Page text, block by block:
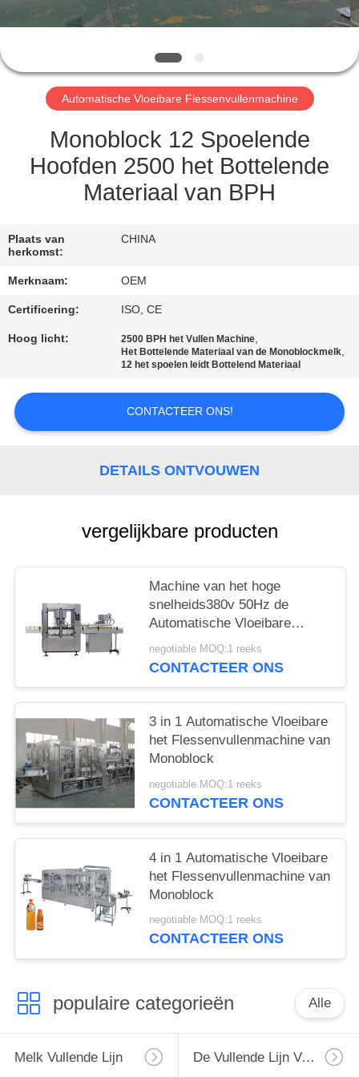
ONS
VERZOEK
CITAAT
PRIVACY
POLICY
Automatische Vloeibare Flessenvullenmachine
Monoblock 12 Spoelende
Hoofden 2500 het Bottelende
Materiaal van BPH
Plaats van
herkomst:
CHINA
Merknaam: OEM
Certificering: ISO, CE
Hoog licht: 2500 BPH het Vullen Machine,
Het Bottelende Materiaal van de Monoblockmelk,
12 het spoelen leidt Bottelend Materiaal
CONTACTEER ONS!
DETAILS ONTVOUWEN
vergelijkbare producten
Machine van het hoge
snelheids380v 50Hz de
Automatische Vloeibare
Flessenvullen
negotiable MOQ:1 reeks
CONTACTEER ONS
3 in 1 Automatische Vloeibare
het Flessenvullenmachine van
Monoblock
negotiable MOQ:1 reeks
CONTACTEER ONS
4 in 1 Automatische Vloeibare
het Flessenvullenmachine van
Monoblock
negotiable MOQ:1 reeks
CONTACTEER ONS
populaire categorieën Alle
Melk Vullende Lijn De Vullende Lijn Van De Monoblockmelk